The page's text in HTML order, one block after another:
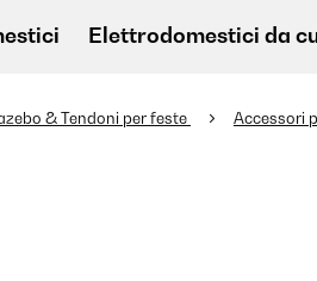
Elettrodomestici da
& Tendoni per feste Accessori